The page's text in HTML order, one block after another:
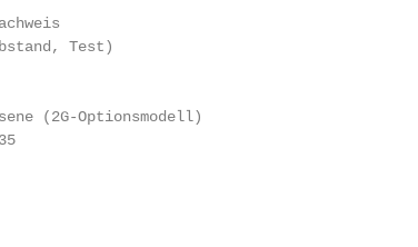
Test)
(2G-Optionsmodell)